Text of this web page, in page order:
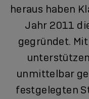
heraus haben
Jahr 2011
gegründet.
unmittelbar
festgelegten